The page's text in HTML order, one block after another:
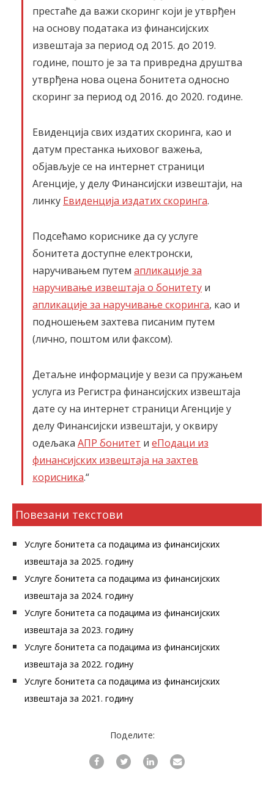
престаће да важи скоринг који је утврђен
на основу података из финансијских
извештаја за период од 2015. до 2019.
године, пошто је за та привредна друштва
утврђена нова оцена бонитета односно
скоринг за период од 2016. до 2020. године.
Евиденција свих издатих скоринга, као и
датум престанка њиховог важења,
објављује се на интернет страници
Агенције, у делу Финансијски извештаји, на
линку Евиденција издатих скоринга.
Подсећамо кориснике да су услуге
бонитета доступне електронски,
наручивањем путем апликације за
наручивање извештаја о бонитету и
апликације за наручивање скоринга, као и
подношењем захтева писаним путем
(лично, поштом или факсом).
Детаљне информације у вези са пружањем
услуга из Регистра финансијских извештаја
дате су на интернет страници Агенције у
делу Финансијски извештаји, у оквиру
одељака АПР бонитет и еПодаци из
финансијских извештаја на захтев
корисника.“
Повезани текстови
Услуге бонитета са подацима из финансијских
извештаја за 2025. годину
Услуге бонитета са подацима из финансијских
извештаја за 2024. годину
Услуге бонитета са подацима из финансијских
извештаја за 2023. годину
Услуге бонитета са подацима из финансијских
извештаја за 2022. годину
Услуге бонитета са подацима из финансијских
извештаја за 2021. годину
Поделите: